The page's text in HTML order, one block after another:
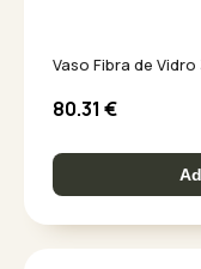
Vaso Fibra de
80.31 €